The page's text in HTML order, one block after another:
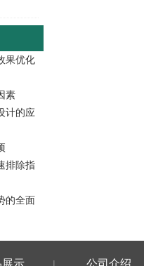
果优化
素
计的应
排除指
的全面
展示 公司介绍